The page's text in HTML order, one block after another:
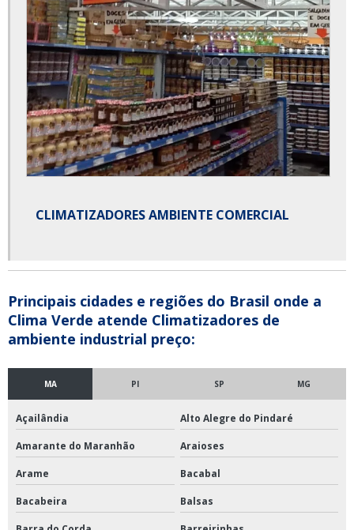
CLIMATIZADORES AMBIENTE COMERCIAL
Principais cidades e regiões do Brasil onde a
Clima Verde atende Climatizadores de
ambiente industrial preço:
MA PI SP MG
Açailândia Alto Alegre do Pindaré
Amarante do Maranhão Araioses
Arame Bacabal
Bacabeira Balsas